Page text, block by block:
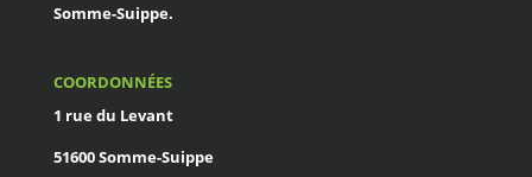
Somme-Suippe.
COORDONNÉES
1 rue du Levant
51600 Somme-Suippe